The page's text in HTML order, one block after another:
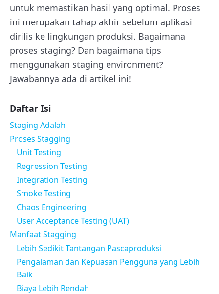
untuk memastikan hasil yang optimal. Proses
ini merupakan tahap akhir sebelum aplikasi
dirilis ke lingkungan produksi. Bagaimana
proses staging? Dan bagaimana tips
menggunakan staging environment?
Jawabannya ada di artikel ini!
Daftar Isi
Staging Adalah
Proses Stagging
Unit Testing
Regression Testing
Integration Testing
Smoke Testing
Chaos Engineering
User Acceptance Testing (UAT)
Manfaat Stagging
Lebih Sedikit Tantangan Pascaproduksi
Pengalaman dan Kepuasan Pengguna yang Lebih
Baik
Biaya Lebih Rendah